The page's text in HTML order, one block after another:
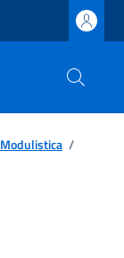
Modulistica /